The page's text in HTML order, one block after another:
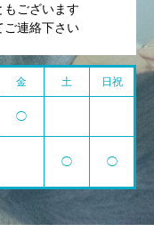
ございます
連絡下さい
金 土
日祝
◯
◯ ◯